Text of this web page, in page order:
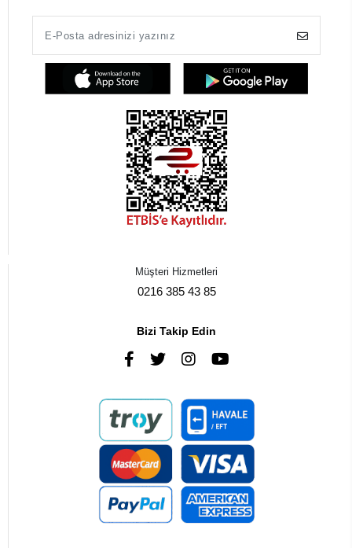
Müşteri Hizmetleri
0216 385 43 85
Bizi Takip Edin